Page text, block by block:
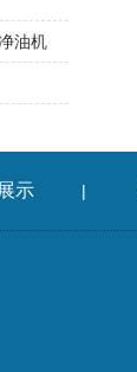
油机
示 |